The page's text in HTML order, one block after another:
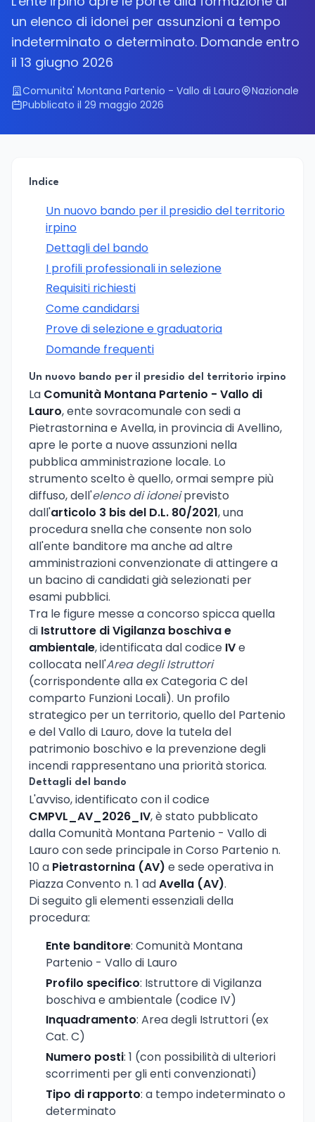
un elenco di idonei per assunzioni a tempo
indeterminato o determinato. Domande entro
il 13 giugno 2026
Comunita' Montana Partenio - Vallo di Lauro
Nazionale
Pubblicato il 29 maggio 2026
Indice
Un nuovo bando per il presidio del territorio
irpino
Dettagli del bando
I profili professionali in selezione
Requisiti richiesti
Come candidarsi
Prove di selezione e graduatoria
Domande frequenti
Un nuovo bando per il presidio del territorio irpino
La Comunità Montana Partenio - Vallo di
Lauro, ente sovracomunale con sedi a
Pietrastornina e Avella, in provincia di Avellino,
apre le porte a nuove assunzioni nella
pubblica amministrazione locale. Lo
strumento scelto è quello, ormai sempre più
diffuso, dell'elenco di idoneiprevisto
dall'articolo 3 bis del D.L. 80/2021, una
procedura snella che consente non solo
all'ente banditore ma anche ad altre
amministrazioni convenzionate di attingere a
un bacino di candidati già selezionati per
esami pubblici.
Tra le figure messe a concorso spicca quella
di Istruttore di Vigilanza boschiva e
ambientale, identificata dal codice IVe
collocata nell'Area degli Istruttori
(corrispondente alla ex Categoria C del
comparto Funzioni Locali). Un profilo
strategico per un territorio, quello del Partenio
e del Vallo di Lauro, dove la tutela del
patrimonio boschivo e la prevenzione degli
incendi rappresentano una priorità storica.
Dettagli del bando
L'avviso, identificato con il codice
CMPVL_AV_2026_IV, è stato pubblicato
dalla Comunità Montana Partenio - Vallo di
Lauro con sede principale in Corso Partenio n.
10 a Pietrastornina (AV) e sede operativa in
Piazza Convento n. 1 adAvella (AV).
Di seguito gli elementi essenziali della
procedura:
Ente banditore: Comunità Montana
Partenio - Vallo di Lauro
Profilo specifico: Istruttore di Vigilanza
boschiva e ambientale (codice IV)
Inquadramento: Area degli Istruttori (ex
Cat. C)
Numero posti: 1 (con possibilità di ulteriori
scorrimenti per gli enti convenzionati)
Tipo di rapporto: a tempo indeterminato o
determinato